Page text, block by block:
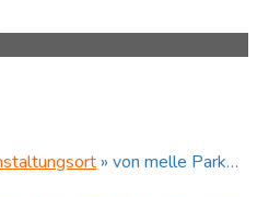
» von melle Park…